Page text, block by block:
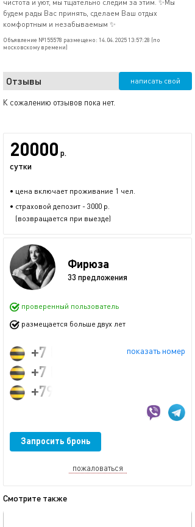
чистота и уют, мы тщательно следим за этим. ✨Мы
будем рады Вас принять, сделаем Ваш отдых
комфортным и незабываемым ✨
Объявление №155578 размещено: 14.04.2025 13:57:28 (по
московскому времени)
Отзывы написать свой
К сожалению отзывов пока нет.
20000 р.
сутки
• цена включает проживание 1 чел.
• страховой депозит - 3000 р.
(возвращается при выезде)
Фирюза
33 предложения
проверенный пользователь
размещается больше двух лет
показать номер
+7 (995) 332-63-64
+7 (950) 326-36-36
+79953326364
Запросить бронь
пожаловаться
Смотрите также